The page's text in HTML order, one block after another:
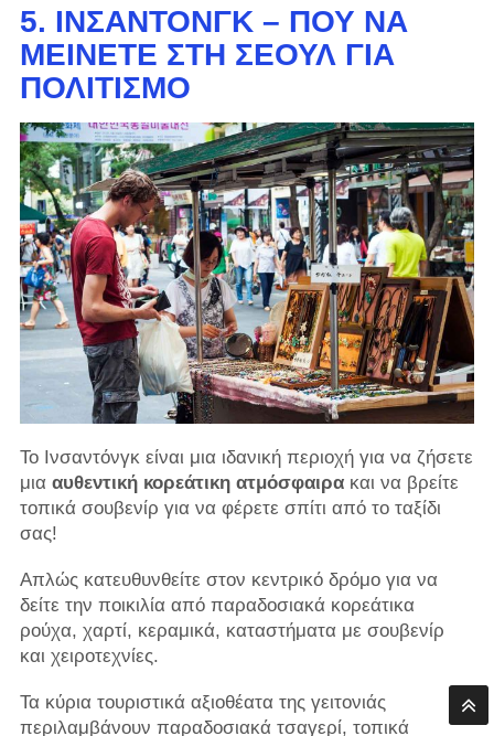
5. ΙΝΣΑΝΤΌΝΓΚ – ΠΟΎ ΝΑ
ΜΕΊΝΕΤΕ ΣΤΗ ΣΕΟΎΛ ΓΙΑ
ΠΟΛΙΤΙΣΜΌ
Το Ινσαντόνγκ είναι μια ιδανική περιοχή για να ζήσετε
μια αυθεντική κορεάτικη ατμόσφαιρακαι να βρείτε
τοπικά σουβενίρ για να φέρετε σπίτι από το ταξίδι
σας!
Απλώς κατευθυνθείτε στον κεντρικό δρόμο για να
δείτε την ποικιλία από παραδοσιακά κορεάτικα
ρούχα, χαρτί, κεραμικά, καταστήματα με σουβενίρ
και χειροτεχνίες.
Τα κύρια τουριστικά αξιοθέατα της γειτονιάς
περιλαμβάνουν παραδοσιακά τσαγερί, τοπικά